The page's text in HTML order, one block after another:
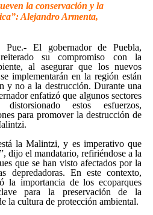
la conservación y la
Alejandro Armenta,
El gobernador de Puebla,
su compromiso con la
al asegurar que los nuevos
implementarán en la región están
y no a la destrucción. Durante una
enfatizó que algunos sectores
estos esfuerzos,
para promover la destrucción de
la Malintzi, y es imperativo que
dijo el mandatario, refiriéndose a la
que se han visto afectados por la
depredadoras. En este contexto,
la importancia de los ecoparques
para la preservación de la
la cultura de protección ambiental.